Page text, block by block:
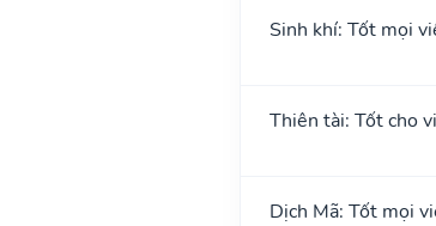
Sinh khí: Tốt mọi
Thiên tài: Tốt cho
Dịch Mã: Tốt mọi